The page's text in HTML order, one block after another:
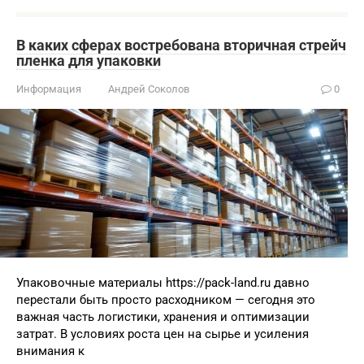
В каких сферах востребована вторичная стрейч
пленка для упаковки
Информация Андрей Соколов 0
Упаковочные материалы https://pack-land.ru давно
перестали быть просто расходником — сегодня это
важная часть логистики, хранения и оптимизации
затрат. В условиях роста цен на сырье и усиления
внимания к